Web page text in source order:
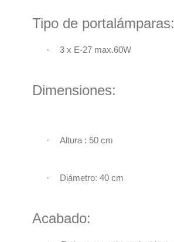
Tipo de portalámparas:
· 3 x E-27
· Altura :
· Diámetro: 40 cm
Acabado: